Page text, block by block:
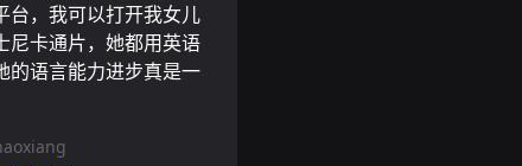
台，我可以打开我女儿
尼卡通片，她都用英语
的语言能力进步真是一